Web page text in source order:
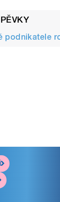
podnikatele